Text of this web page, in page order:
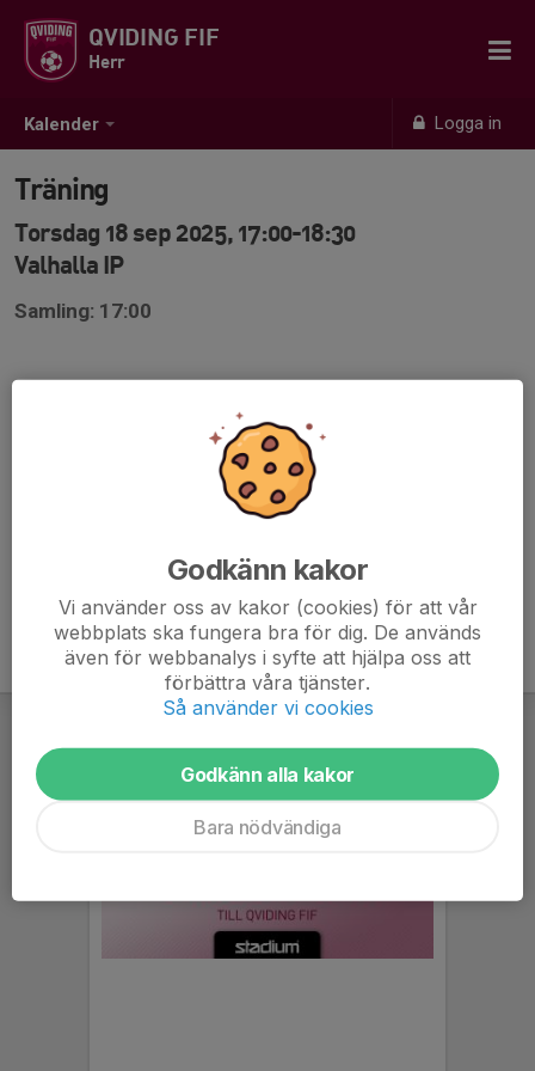
Kalender Logga in
QVIDING FIF
Herr
Träning
Torsdag 18 sep 2025, 17:00-18:30
Valhalla IP
Samling: 17:00
Godkänn kakor
Vi använder oss av kakor (cookies) för att vår
webbplats ska fungera bra för dig. De används
även för webbanalys i syfte att hjälpa oss att
förbättra våra tjänster.
Så använder vi cookies
Godkänn alla kakor
Bara nödvändiga